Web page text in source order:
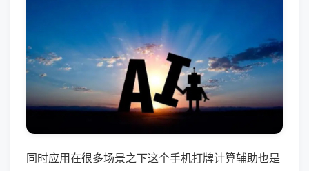
同时应用在很多场景之下这个手机打牌计算辅助也是